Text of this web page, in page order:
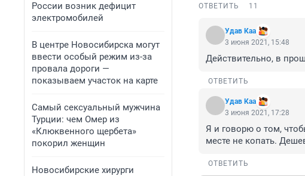
России возник дефицит
электромобилей
В центре Новосибирска могут
ввести особый режим из-за
провала дороги —
показываем участок на карте
Самый сексуальный мужчина
Турции: чем Омер из
«Клюквенного щербета»
покорил женщин
Новосибирские хирурги
ОТВЕТИТЬ 11
Удав Каа
3 июня 2021, 15:48
Действительно, в
ОТВЕТИТЬ
Удав Каа
3 июня 2021, 17:28
Я и говорю о том,
месте не копать.
ОТВЕТИТЬ